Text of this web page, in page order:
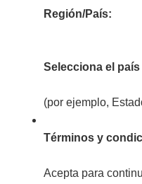
Región/País:
Selecciona el
(por ejemplo,
Términos y
Acepta para